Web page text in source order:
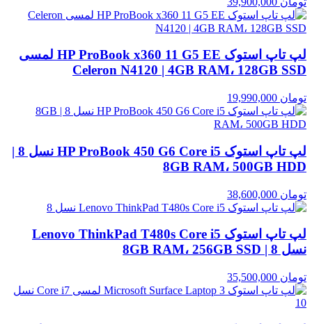
لپ تاپ استوک HP ProBook x360 11 G5 EE لمسی
Celeron N4120 | 4GB RAM، 128GB SSD
تومان
لپ تاپ استوک HP ProBook 450 G6 Core i5 نسل 8 |
8GB RAM، 500GB HDD
تومان
لپ تاپ استوک Lenovo ThinkPad T480s Core i5
نسل 8 | 8GB RAM، 256GB SSD
تومان